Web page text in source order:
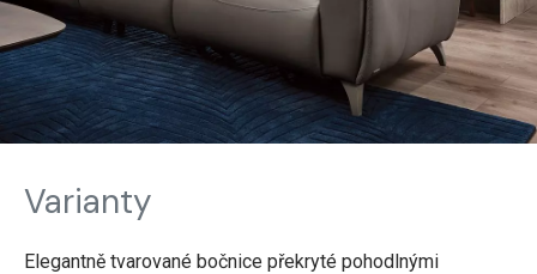
Varianty
Elegantně tvarované bočnice překryté pohodlnými